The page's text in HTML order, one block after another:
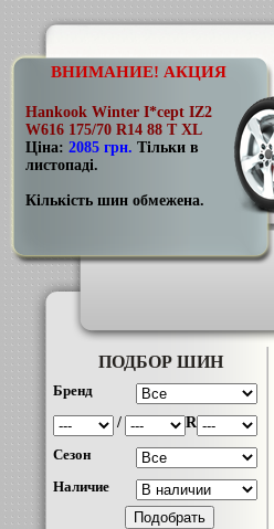
ВНИМАНИЕ! АКЦИЯ
Hankook Winter I*cept IZ2
W616 175/70 R14 88 T XL
Ціна: 2085 грн. Тільки в
листопаді.
Кількість шин обмежена.
ПОДБОР ШИН
Бренд
/
R
Сезон
Наличие